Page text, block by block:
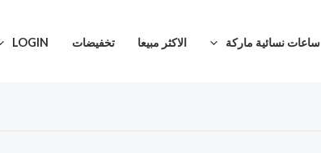
ساعات نسائية ماركة الاكثر مبيعا تخفيضات LOGIN